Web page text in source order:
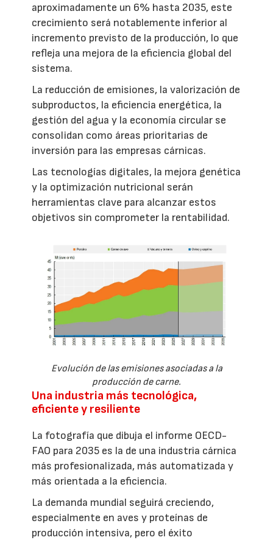
aproximadamente un 6% hasta 2035, este
crecimiento será notablemente inferior al
incremento previsto de la producción, lo que
refleja una mejora de la eficiencia global del
sistema.
La reducción de emisiones, la valorización de
subproductos, la eficiencia energética, la
gestión del agua y la economía circular se
consolidan como áreas prioritarias de
inversión para las empresas cárnicas.
Las tecnologías digitales, la mejora genética
y la optimización nutricional serán
herramientas clave para alcanzar estos
objetivos sin comprometer la rentabilidad.
Evolución de las emisiones asociadas a la
producción de carne.
Una industria más tecnológica,
eficiente y resiliente
La fotografía que dibuja el informe OECD-
FAO para 2035 es la de una industria cárnica
más profesionalizada, más automatizada y
más orientada a la eficiencia.
La demanda mundial seguirá creciendo,
especialmente en aves y proteínas de
producción intensiva, pero el éxito